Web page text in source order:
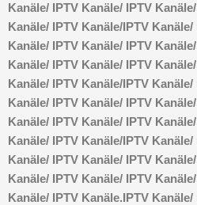
Kanäle/ IPTV Kanäle/ IPTV Kanäle/
Kanäle/
IPTV Kanäle/ IPTV Kanäle/
Kanäle/
IPTV Kanäle/ IPTV Kanäle/
Kanäle/
IPTV Kanäle/ IPTV Kanäle/
Kanäle/
IPTV Kanäle/ IPTV Kanäle/
Kanäle/
IPTV Kanäle/ IPTV Kanäle/
Kanäle/
IPTV Kanäle/ IPTV Kanäle/
Kanäle/
IPTV Kanäle/ IPTV Kanäle/
Kanäle/
IPTV Kanäle/ IPTV Kanäle/
Kanäle/
IPTV Kanäle/ IPTV Kanäle/
Kanäle/
IPTV Kanäle. IPTV Kanäle/